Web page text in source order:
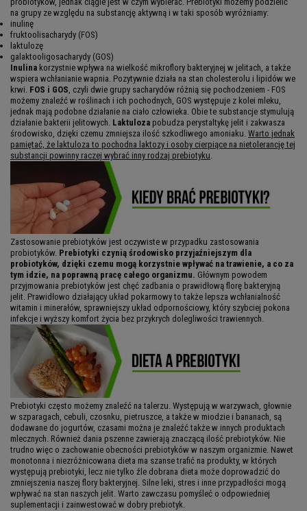
na grupy ze względu na substancję aktywną i w taki sposób wyróżniamy:
inulinę
fruktoolisacharydy (FOS)
laktulozę
galaktooligosacharydy (GOS)
Inulina korzystnie wpływa na wielkość mikroflory bakteryjnej w jelitach, a także
wspiera wchłanianie wapnia. Pozytywnie działa na stan cholesterolu i lipidów we
krwi. FOS i GOS , czyli dwie grupy sacharydów różnią się pochodzeniem - FOS
możemy znaleźć w roślinach i ich pochodnych, GOS występuje z kolei mleku,
jednak mają podobne działanie na ciało człowieka. Obie te substancje stymulują
działanie bakterii jelitowych. Laktuloza pobudza perystaltykę jelit i zakwasza
środowisko, dzięki czemu zmniejsza ilość szkodliwego amoniaku. Warto jednak
pamiętać, że laktuloza to pochodna laktozy i osoby cierpiące na nietolerancję tej
substancji powinny raczej wybrać inny rodzaj prebiotyku
Zastosowanie prebiotyków jest oczywiste w przypadku zastosowania
probiotyków. Prebiotyki czynią środowisko przyjaźniejszym dla
probiotyków, dzięki czemu mogą korzystnie wpływać na trawienie, a co za
tym idzie, na poprawną pracę całego organizmu. Głównym powodem
przyjmowania prebiotyków jest chęć zadbania o prawidłową florę bakteryjną
jelit. Prawidłowo działający układ pokarmowy to także lepsza wchłanialność
witamin i minerałów, sprawniejszy układ odpornościowy, który szybciej pokona
infekcje i wyższy komfort życia bez przykrych dolegliwości trawiennych.
Prebiotyki często możemy znaleźć na talerzu. Występują w warzywach, głownie
w szparagach, cebuli, czosnku, pietruszce, a także w miodzie i bananach, są
dodawane do jogurtów, czasami można je znaleźć także w innych produktach
mlecznych. Również dania pszenne zawierają znaczącą ilość prebiotyków. Nie
trudno więc o zachowanie obecności prebiotyków w naszym organizmie. Nawet
monotonna i niezróżnicowana dieta ma szanse trafić na produkty, w których
występują prebiotyki, lecz nie tylko źle dobrana dieta może doprowadzić do
zmniejszenia naszej flory bakteryjnej. Silne leki, stres i inne przypadłości mogą
wpływać na stan naszych jelit. Warto zawczasu pomyśleć o odpowiedniej
suplementacji i zainwestować w dobry prebiotyk.